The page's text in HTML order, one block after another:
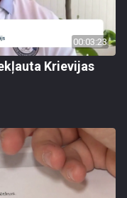
00:03:23
Krievijas